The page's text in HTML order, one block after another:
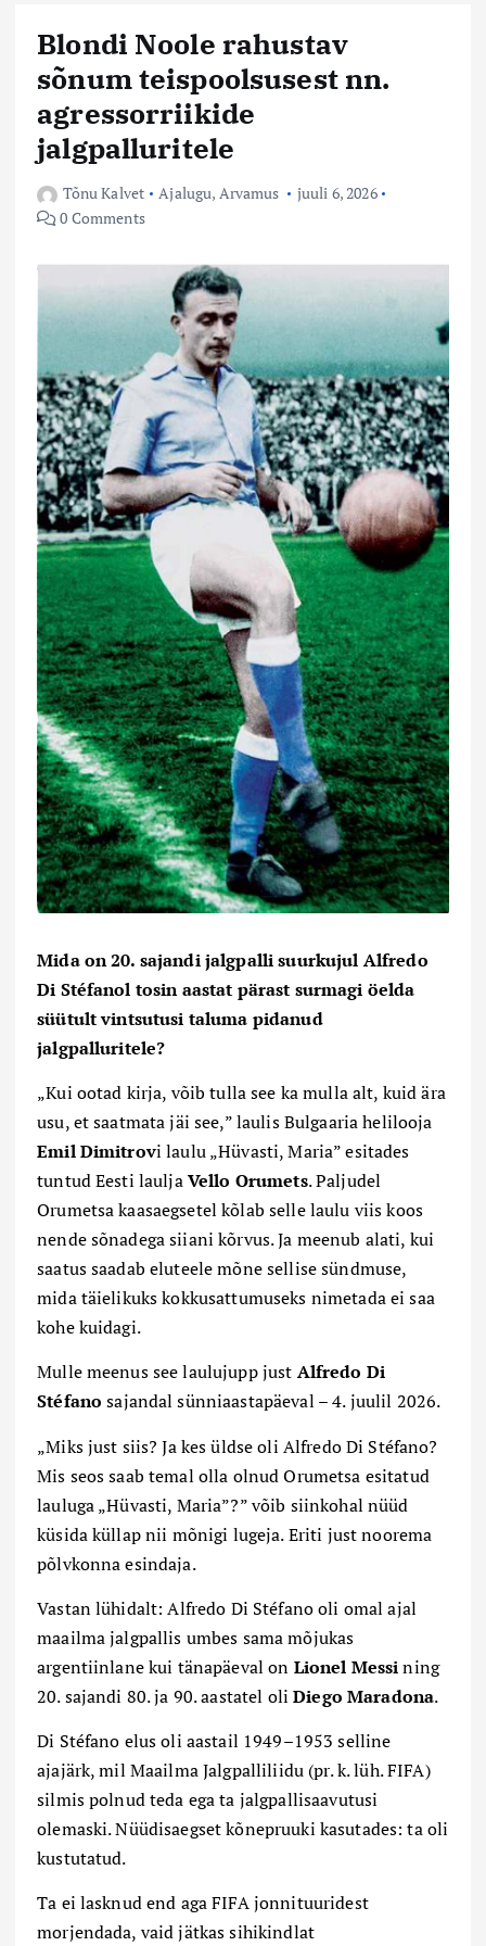
Blondi Noole rahustav
sõnum teispoolsusest nn.
agressorriikide
jalgpalluritele
Tõnu Kalvet Ajalugu, Arvamus
juuli 6, 2026
0 Comments
Mida on 20. sajandi jalgpalli suurkujul Alfredo
Di Stéfanol tosin aastat pärast surmagi öelda
süütult vintsutusi taluma pidanud
jalgpalluritele?
„Kui ootad kirja, võib tulla see ka mulla alt, kuid ära
usu, et saatmata jäi see,” laulis Bulgaaria helilooja
Emil Dimitrovi laulu „Hüvasti, Maria” esitades
tuntud Eesti lauljaVello Orumets. Paljudel
Orumetsa kaasaegsetel kõlab selle laulu viis koos
nende sõnadega siiani kõrvus. Ja meenub alati, kui
saatus saadab eluteele mõne sellise sündmuse,
mida täielikuks kokkusattumuseks nimetada ei saa
kohe kuidagi.
Mulle meenus see laulujupp just Alfredo Di
Stéfano sajandal sünniaastapäeval – 4. juulil 2026.
„Miks just siis? Ja kes üldse oli Alfredo Di Stéfano?
Mis seos saab temal olla olnud Orumetsa esitatud
lauluga „Hüvasti, Maria”?” võib siinkohal nüüd
küsida küllap nii mõnigi lugeja. Eriti just noorema
põlvkonna esindaja.
Vastan lühidalt: Alfredo Di Stéfano oli omal ajal
maailma jalgpallis umbes sama mõjukas
argentiinlane kui tänapäeval on Lionel Messining
20. sajandi 80. ja 90. aastatel oliDiego Maradona.
Di Stéfano elus oli aastail 1949–1953 selline
ajajärk, mil Maailma Jalgpalliliidu (pr. k. lüh. FIFA)
silmis polnud teda ega ta jalgpallisaavutusi
olemaski. Nüüdisaegset kõnepruuki kasutades: ta oli
kustutatud.
Ta ei lasknud end aga FIFA jonnituuridest
morjendada, vaid jätkas sihikindlat